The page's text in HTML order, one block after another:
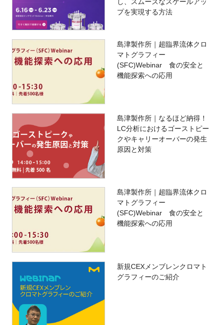
プを実現する方法
島津製作所｜超臨界流体クロ
マトグラフィー
(SFC)Webinar 食の安全と
機能探索への応用
島津製作所｜なるほど納得！
LC分析におけるゴーストピー
クやキャリーオーバーの発生
原因と対策
島津製作所｜超臨界流体クロ
マトグラフィー
(SFC)Webinar 食の安全と
機能探索への応用
新規CEXメンブレンクロマト
グラフィーのご紹介